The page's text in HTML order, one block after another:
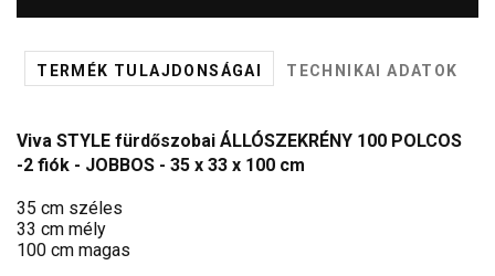
TERMÉK TULAJDONSÁGAI TECHNIKAI ADATOK
Viva STYLE fürdőszobai ÁLLÓSZEKRÉNY 100 POLCOS
-2 fiók - JOBBOS - 35 x 33 x 100 cm
35 cm széles
33 cm mély
100 cm magas